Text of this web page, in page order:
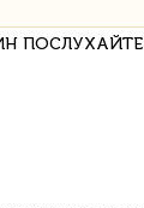
ПОСЛУХАЙТЕ